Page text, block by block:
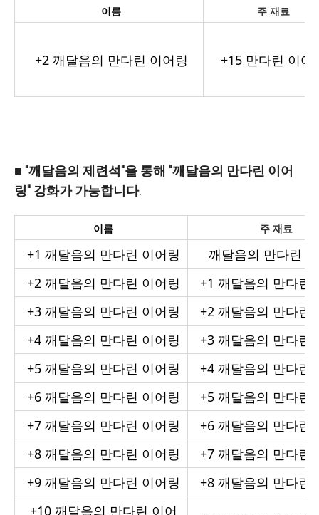
이름 주 재료
+2 깨달음의 만다린 이어링 +15 만다린 이어
■ "깨달음의 제련석"을 통해 "깨달음의 만다린 이어
링" 강화가 가능합니다.
이름 주 재료
+1 깨달음의 만다린 이어링
깨달음의 만다린
+2 깨달음의 만다린 이어링 +1 깨달음의 만다린
+3 깨달음의 만다린 이어링 +2 깨달음의 만다린
+4 깨달음의 만다린 이어링 +3 깨달음의 만다린
+5 깨달음의 만다린 이어링 +4 깨달음의 만다린
+6 깨달음의 만다린 이어링 +5 깨달음의 만다린
+7 깨달음의 만다린 이어링 +6 깨달음의 만다린
+8 깨달음의 만다린 이어링 +7 깨달음의 만다린
+9 깨달음의 만다린 이어링 +8 깨달음의 만다린
+10 깨달음의 만다린 이어